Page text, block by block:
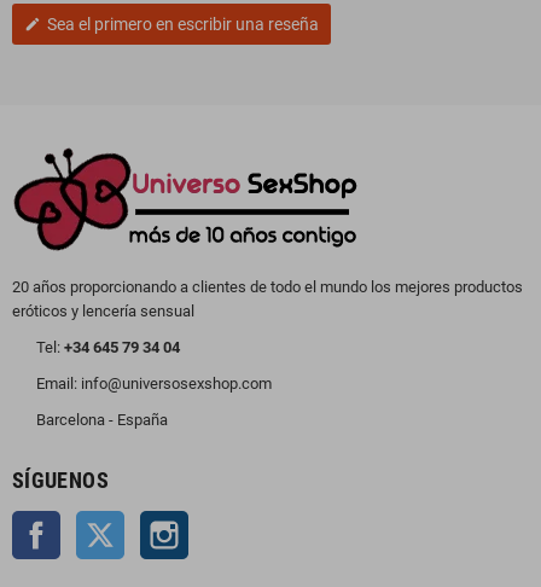
edit Sea el primero en escribir una reseña
20 años proporcionando a clientes de todo el mundo los mejores productos
eróticos y lencería sensual
Tel: +34 645 79 34 04
Email: info@universosexshop.com
Barcelona - España
SÍGUENOS
Facebook Twitter